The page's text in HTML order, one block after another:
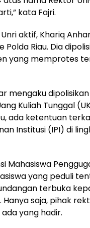
kata Fajri.
aktif, Khariq
Polda Riau. Dia
yang memprotes
mengaku
Kuliah Tunggal
ada ketentuan
Institusi (IPI) di
Mahasiswa
yang peduli
terbuka
Hanya saja, pihak
yang hadir.